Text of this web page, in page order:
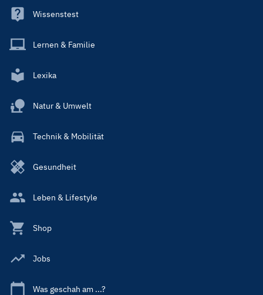
Wissenstest
Lernen & Familie
Lexika
Natur & Umwelt
Technik & Mobilität
Gesundheit
Leben & Lifestyle
Shop
Jobs
Was geschah am ...?